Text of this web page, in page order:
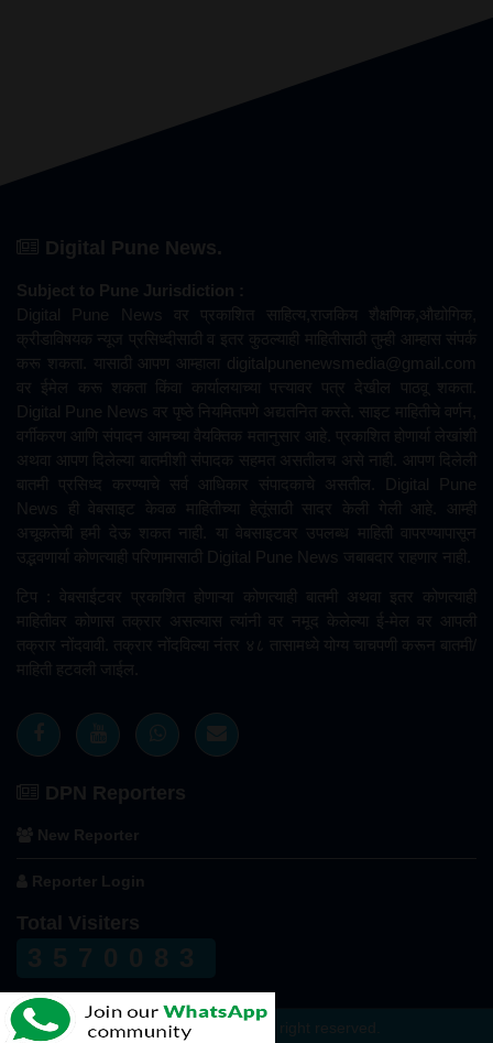
Digital Pune News.
Subject to Pune Jurisdiction :
Digital Pune News वर प्रकाशित साहित्य,राजकिय शैक्षणिक,औद्योगिक,
क्रीडाविषयक न्यूज प्रसिध्दीसाठी व इतर कुठल्याही माहितीसाठी तुम्ही आम्हास संपर्क
करू शकता. यासाठी आपण आम्हाला digitalpunenewsmedia@gmail.com
वर ईमेल करू शकता किंवा कार्यालयाच्या पत्त्यावर पत्र देखील पाठवू शकता.
Digital Pune News वर पृष्ठे नियमितपणे अद्यतनित करते. साइट माहितीचे वर्णन,
वर्गीकरण आणि संपादन आमच्या वैयक्तिक मतानुसार आहे. प्रकाशित होणार्या लेखांशी
अथवा आपण दिलेल्या बातमीशी संपादक सहमत असतीलच असे नाही. आपण दिलेली
बातमी प्रसिध्द करण्याचे सर्व आधिकार संपादकाचे असतील. Digital Pune
News ही वेबसाइट केवळ माहितीच्या हेतूंसाठी सादर केली गेली आहे. आम्ही
अचूकतेची हमी देऊ शकत नाही. या वेबसाइटवर उपलब्ध माहिती वापरण्यापासून
उद्भवणार्या कोणत्याही परिणामासाठी Digital Pune News जबाबदार राहणार नाही.
टिप : वेबसाईटवर प्रकाशित होणाऱ्या कोणत्याही बातमी अथवा इतर कोणत्याही
माहितीवर कोणास तक्रार असल्यास त्यांनी वर नमूद केलेल्या ई-मेल वर आपली
तक्रार नोंदवावी. तक्रार नोंदविल्या नंतर ४८ तासामध्ये योग्य चाचपणी करून बातमी/
माहिती हटवली जाईल.
DPN Reporters
New Reporter
Reporter Login
Total Visiters
© Digital Pune News All right reserved.